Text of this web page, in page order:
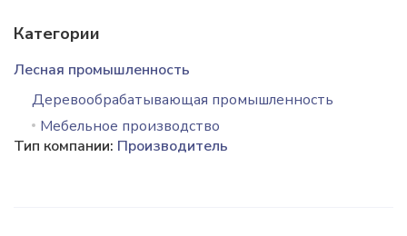
Категории
Лесная промышленность
Деревообрабатывающая промышленность
Мебельное производство
Тип компании: Производитель